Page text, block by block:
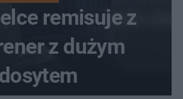
remisuje z
z dużym